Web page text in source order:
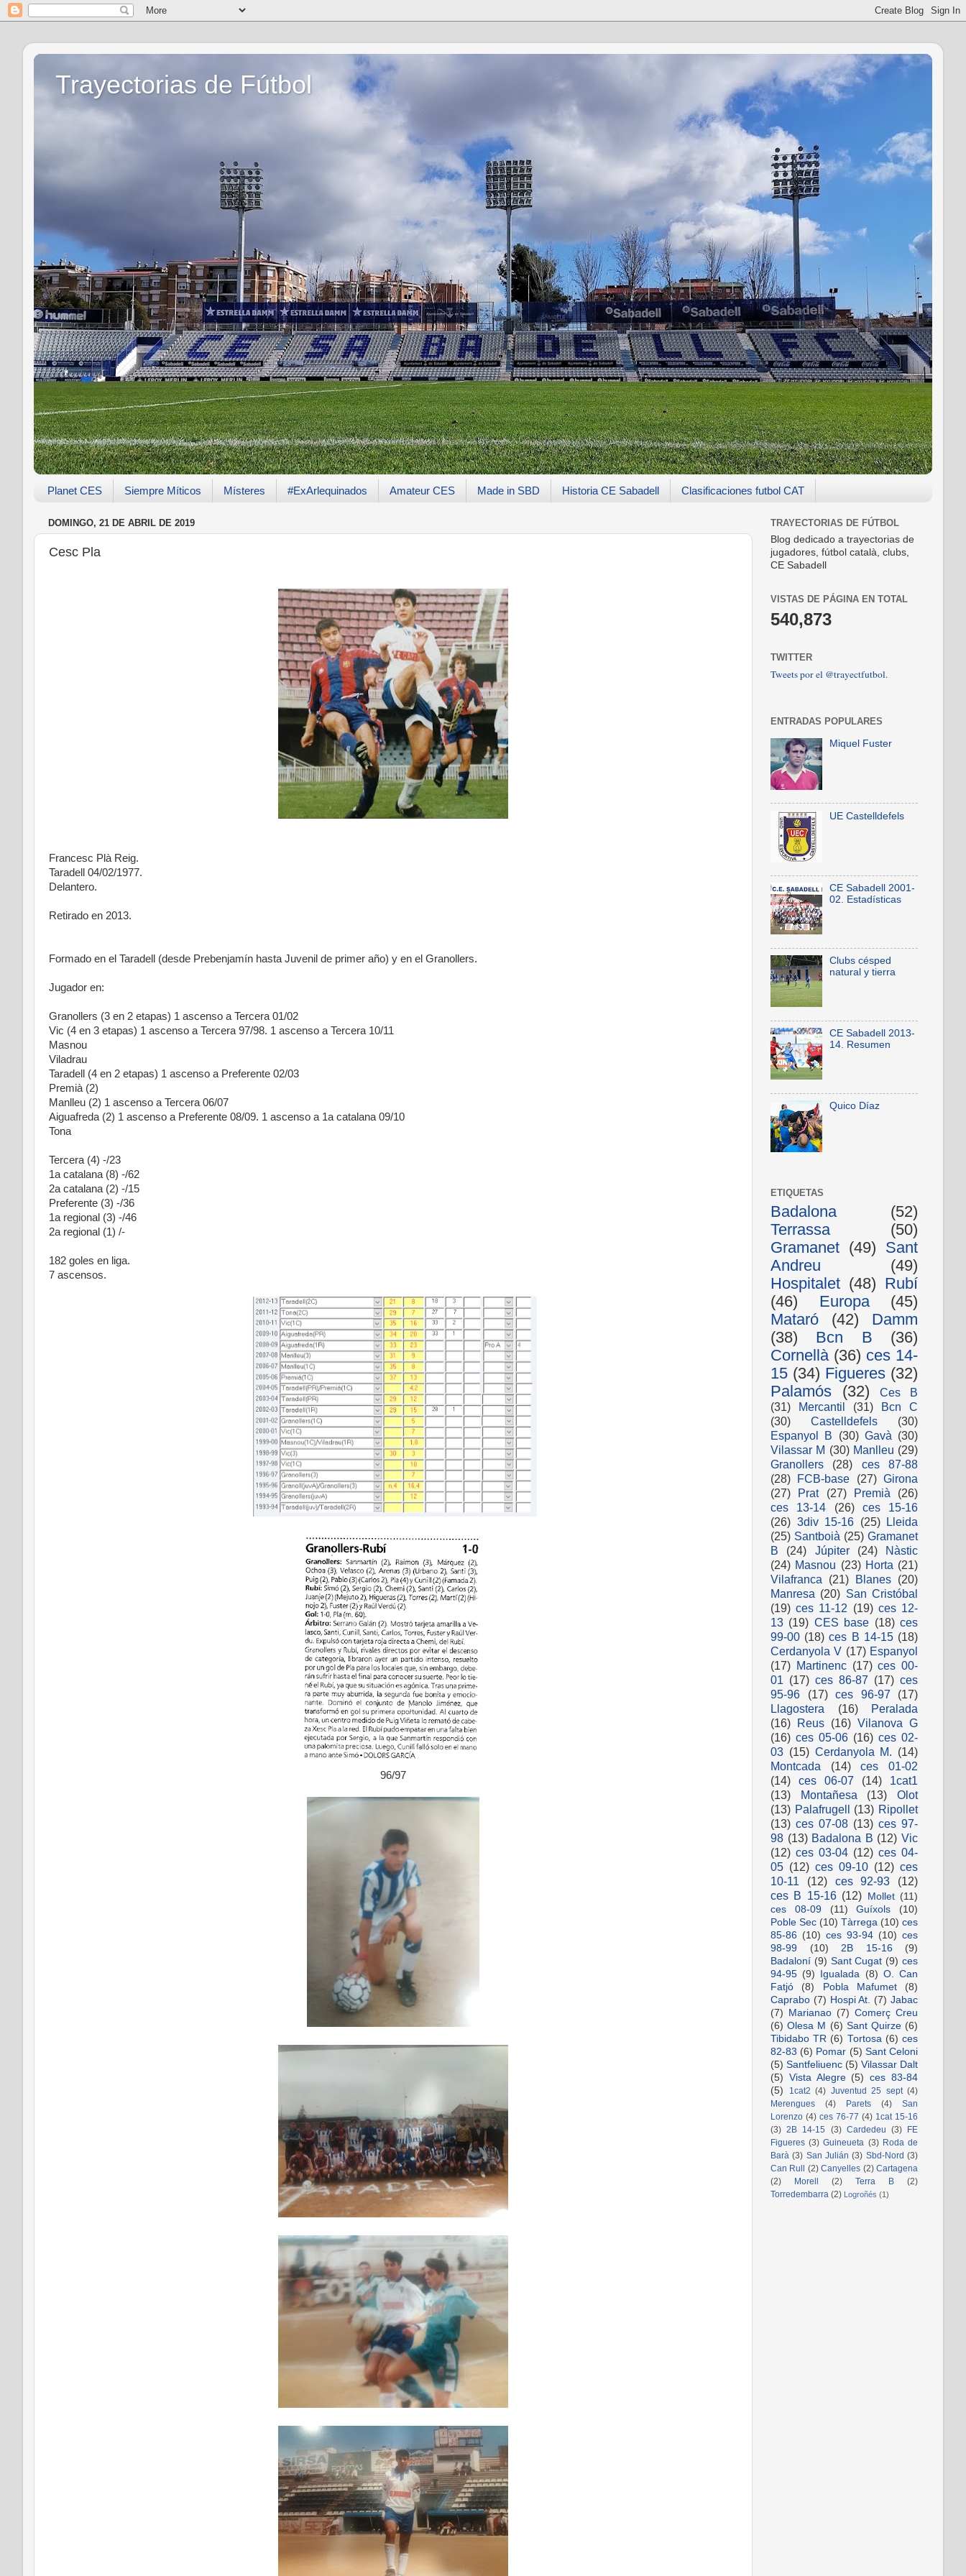
Trayectorias de Fútbol
Planet CES Siempre Míticos Místeres #ExArlequinados Amateur CES Made in SBD Historia CE Sabadell Clasificaciones futbol CAT
DOMINGO, 21 DE ABRIL DE 2019
Cesc Pla
Francesc Plà Reig.
Taradell 04/02/1977.
Delantero.
Retirado en 2013.
Formado en el Taradell (desde Prebenjamín hasta Juvenil de primer año) y en el Granollers.
Jugador en:
Granollers (3 en 2 etapas) 1 ascenso a Tercera 01/02
Vic (4 en 3 etapas) 1 ascenso a Tercera 97/98. 1 ascenso a Tercera 10/11
Masnou
Viladrau
Taradell (4 en 2 etapas) 1 ascenso a Preferente 02/03
Premià (2)
Manlleu (2) 1 ascenso a Tercera 06/07
Aiguafreda (2) 1 ascenso a Preferente 08/09. 1 ascenso a 1a catalana 09/10
Tona
Tercera (4) -/23
1a catalana (8) -/62
2a catalana (2) -/15
Preferente (3) -/36
1a regional (3) -/46
2a regional (1) /-
182 goles en liga.
7 ascensos.
96/97
TRAYECTORIAS DE FÚTBOL
Blog dedicado a trayectorias de
jugadores, fútbol català, clubs,
CE Sabadell
VISTAS DE PÁGINA EN TOTAL
540,873
TWITTER
Tweets por el @trayectfutbol.
ENTRADAS POPULARES
Miquel Fuster
UE Castelldefels
CE Sabadell 2001-
02. Estadísticas
Clubs césped
natural y tierra
CE Sabadell 2013-
14. Resumen
Quico Díaz
ETIQUETAS
Badalona
(52)
Terrassa
(50)
Gramanet (49) Sant
Andreu
(49)
Hospitalet (48) Rubí
(46)
Europa
(45)
Mataró
(42)
Damm
(38)
Bcn B
(36)
Cornellà (36) ces 14-
15 (34) Figueres (32)
Palamós
(32)
Ces B
(31)
Mercantil (31)
Bcn C
(30)
Castelldefels
(30)
Espanyol B
(30) Gavà (30)
Vilassar M (30) Manlleu (29)
Granollers
(28)
ces 87-88
(28) FCB-base (27) Girona
(27)
Prat (27) Premià
(26)
ces 13-14
(26)
ces 15-16
(26) 3div 15-16 (25) Lleida
(25) Santboià (25) Gramanet
B
(24) Júpiter (24)
Nàstic
(24) Masnou (23) Horta (21)
Vilafranca
(21) Blanes (20)
Manresa (20) San Cristóbal
(19) ces 11-12 (19) ces 12-
13 (19) CES base (18) ces
99-00 (18) ces B 14-15 (18)
Cerdanyola V (17) Espanyol
(17) Martinenc (17) ces 00-
01 (17) ces 86-87 (17) ces
95-96
(17) ces 96-97
(17)
Llagostera
(16)
Peralada
(16) Reus (16) Vilanova G
(16) ces 05-06 (16) ces 02-
03 (15) Cerdanyola M. (14)
Montcada
(14)
ces 01-02
(14)
ces 06-07 (14)
1cat1
(13)
Montañesa (13)
Olot
(13) Palafrugell (13) Ripollet
(13) ces 07-08 (13) ces 97-
98 (13) Badalona B (12) Vic
(12) ces 03-04 (12) ces 04-
05 (12) ces 09-10 (12) ces
10-11
(12) ces 92-93
(12)
ces B 15-16 (12) Mollet (11)
ces 08-09
(11) Guíxols
(10)
Poble Sec (10) Tàrrega (10) ces
85-86 (10) ces 93-94 (10) ces
98-99
(10) 2B 15-16
(9)
Badaloní (9) Sant Cugat (9) ces
94-95 (9) Igualada (8) O. Can
Fatjó
(8) Pobla Mafumet
(8)
Caprabo (7) Hospi At. (7) Jabac
(7)
Marianao (7) Comerç Creu
(6) Olesa M (6) Sant Quirze (6)
Tibidabo TR (6) Tortosa (6) ces
82-83 (6) Pomar (5) Sant Celoni
(5) Santfeliuenc (5) Vilassar Dalt
(5) Vista Alegre (5)
ces 83-84
(5)
1cat2 (4) Juventud 25 sept (4)
Merengues
(4) Parets (4)
San
Lorenzo (4) ces 76-77 (4) 1cat 15-16
(3) 2B 14-15 (3) Cardedeu (3)
FE
Figueres (3) Guineueta (3) Roda de
Barà (3) San Julián (3) Sbd-Nord (3)
Can Rull
(2) Canyelles (2) Cartagena
(2)
Morell (2) Terra B
(2)
Torredembarra (2) Logroñés (1)